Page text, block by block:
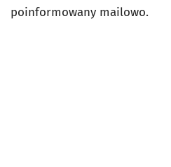
poinformowany mailowo.